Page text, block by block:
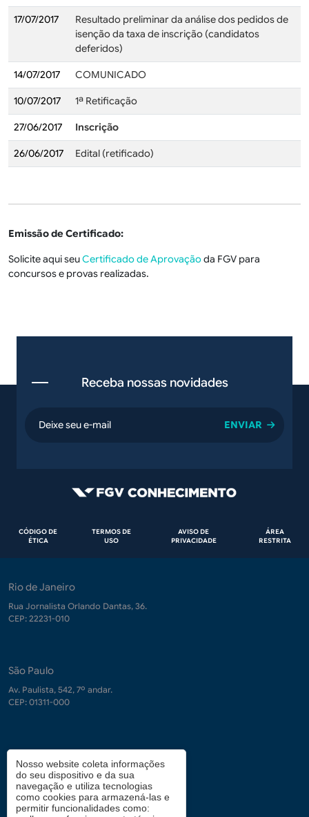
17/07/2017
Resultado preliminar da análise dos pedidos de
isenção da taxa de inscrição (candidatos
deferidos)
14/07/2017 COMUNICADO
10/07/2017 1ª Retificação
27/06/2017 Inscrição
26/06/2017 Edital (retificado)
Emissão de Certificado:
Solicite aqui seuCertificado de Aprovaçãoda FGV para
concursos e provas realizadas.
Receba nossas novidades
email
Rodapé
CÓDIGO DE
ÉTICA
TERMOS DE
USO
AVISO DE
PRIVACIDADE
ÁREA
RESTRITA
Rio de Janeiro
Rua Jornalista Orlando Dantas, 36.
CEP: 22231-010
São Paulo
Av. Paulista, 542, 7º andar.
CEP: 01311-000
Contrate-nos
demanda.conhecimento@fgv.br
+ 55 (21) 3799-6066
Nosso website coleta informações
do seu dispositivo e da sua
navegação e utiliza tecnologias
como cookies para armazená-las e
permitir funcionalidades como: